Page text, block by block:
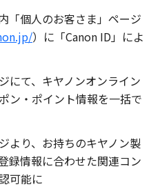
「個人のお客さま」ページ
）に「Canon ID」によ
にて、キヤノンオンライン
ン・ポイント情報を一括で
より、お持ちのキヤノン製
録情報に合わせた関連コン
可能に